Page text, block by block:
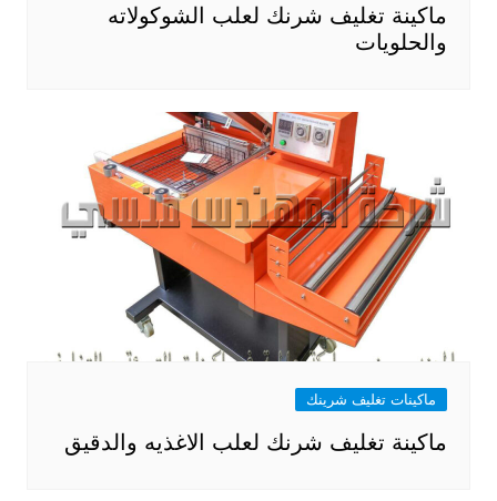
ماكينة تغليف شرنك لعلب الشوكولاته
والحلويات
ماكينات تغليف شرينك
ماكينة تغليف شرنك لعلب الاغذيه والدقيق